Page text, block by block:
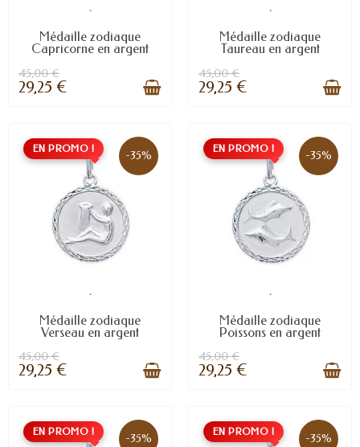
.
Médaille zodiaque
Capricorne en argent
45,00 €
29,25 €
.
Médaille zodiaque
Taureau en argent
45,00 €
29,25 €
EN PROMO ! -35%
.
Médaille zodiaque
Verseau en argent
45,00 €
29,25 €
EN PROMO ! -35%
.
Médaille zodiaque
Poissons en argent
45,00 €
29,25 €
EN PROMO ! -35% EN PROMO ! -35%